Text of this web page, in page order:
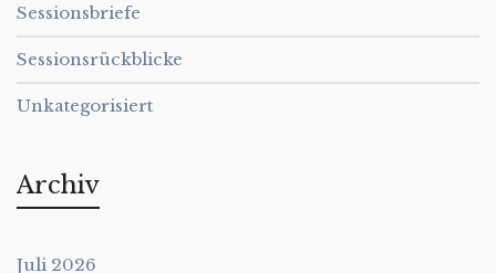
Sessionsbriefe
Sessionsrückblicke
Unkategorisiert
Archiv
Juli 2026